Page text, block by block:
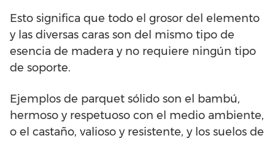
Esto significa que todo el grosor del elemento
y las diversas caras son del mismo tipo de
esencia de madera y no requiere ningún tipo
de soporte.
Ejemplos de parquet sólido son el bambú,
hermoso y respetuoso con el medio ambiente,
o el castaño, valioso y resistente, y los suelos de